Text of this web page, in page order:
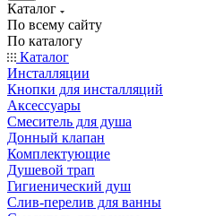
Каталог
По всему сайту
По каталогу
Каталог
Инсталляции
Кнопки для инсталляций
Аксессуары
Смеситель для душа
Донный клапан
Комплектующие
Душевой трап
Гигиенический душ
Слив-перелив для ванны